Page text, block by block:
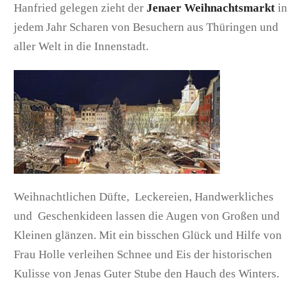
Hanfried gelegen zieht der Jenaer Weihnachtsmarkt in
jedem Jahr Scharen von Besuchern aus Thüringen und
aller Welt in die Innenstadt.
Weihnachtlichen Düfte, Leckereien, Handwerkliches
und Geschenkideen lassen die Augen von Großen und
Kleinen glänzen. Mit ein bisschen Glück und Hilfe von
Frau Holle verleihen Schnee und Eis der historischen
Kulisse von Jenas Guter Stube den Hauch des Winters.